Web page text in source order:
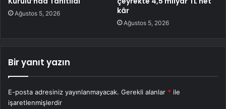
Ağustos 5, 2026
kâr
Ağustos 5, 2026
Bir yanıt yazın
E-posta adresiniz yayınlanmayacak. Gerekli alanlar * ile
işaretlenmişlerdir